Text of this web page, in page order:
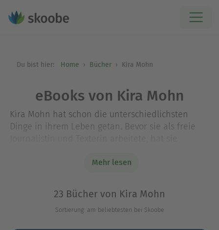
Du bist hier: Home Bücher Kira Mohn
eBooks von Kira Mohn
Kira Mohn hat schon die unterschiedlichsten
Dinge in ihrem Leben getan. Bevor sie als freie
eine Musikfachzeitschrift, lebte eine Zeit lang in
Freundinnen das Autorinnen-Label »Ink Rebels«
aus der Taufe. Heute widmet sie sich ganz ihrer
Tätigkeit als Schriftstellerin und lebt mit ihren
Mehr lesen
23 Bücher von Kira Mohn
Sortierung: am beliebtesten bei Skoobe